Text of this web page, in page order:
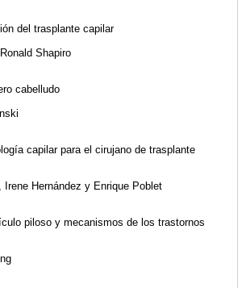
del trasplante capilar
Shapiro
cabelludo
capilar para el cirujano de trasplante
Irene Hernández y Enrique Poblet
piloso y mecanismos de los trastornos